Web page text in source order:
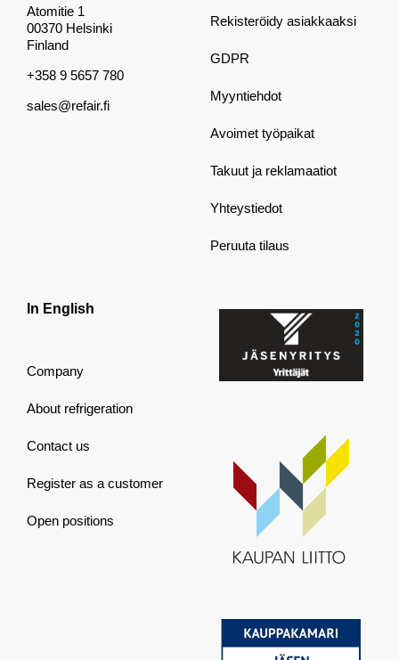
Atomitie 1
00370 Helsinki
Finland
+358 9 5657 780
sales@refair.fi
Rekisteröidy asiakkaaksi
GDPR
Myyntiehdot
Avoimet työpaikat
Takuut ja reklamaatiot
Yhteystiedot
Peruuta tilaus
In English
Company
About refrigeration
Contact us
Register as a customer
Open positions